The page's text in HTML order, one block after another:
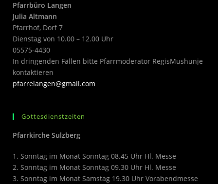
Pfarrbüro Langen
Julia Altmann
Pfarrhof, Dorf 7
Dienstag von 10.00 – 12.00 Uhr
05575-4430
In dringenden Fällen bitte Pfarrmoderator RegisMushunje
kontaktieren
pfarrelangen@gmail.com
Gottesdienstzeiten
Pfarrkirche Sulzberg
1. Sonntag im Monat Sonntag 08.45 Uhr Hl. Messe
2. Sonntag im Monat Sonntag 09.30 Uhr Hl. Messe
3. Sonntag im Monat Samstag 19.30 Uhr Vorabendmesse